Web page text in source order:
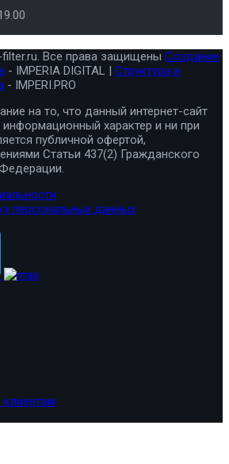
Все права защищены Создание
- IMPERIA DIGITAL | Структура и
- IMPERI.PRO
на то, что данный интернет-сайт
характер и ни при
публичной офертой,
Статьи 437(2) Гражданского
персональных данных